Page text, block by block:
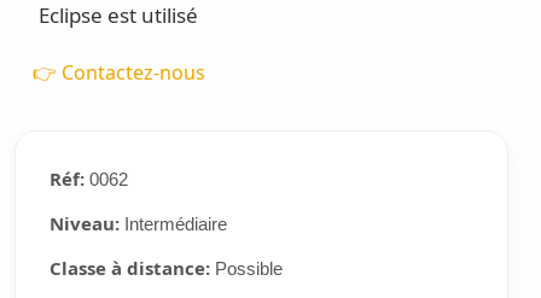
Eclipse est utilisé
👉 Contactez-nous
Réf:0062
Niveau:Intermédiaire
Classe à distance:Possible